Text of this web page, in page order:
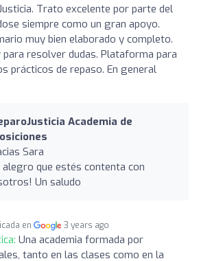
Trato excelente por parte del
siempre como un gran apoyo.
muy bien elaborado y completo.
para resolver dudas. Plataforma para
prácticos de repaso. En general
Academia de
Sara
alegro que estés contenta con
Un saludo
en 3 years ago
Una academia formada por
tanto en las clases como en la